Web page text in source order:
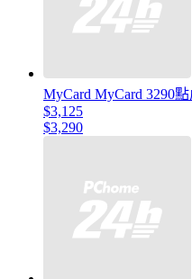
MyCard MyCard 3290
$3,125
$3,290